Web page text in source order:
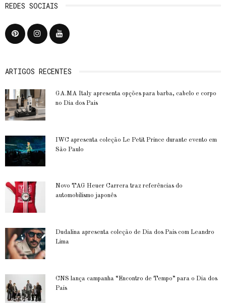
REDES SOCIAIS
ARTIGOS RECENTES
GA.MA Italy apresenta opções para barba, cabelo e corpo
no Dia dos Pais
IWC apresenta coleção Le Petit Prince durante evento em
São Paulo
Novo TAG Heuer Carrera traz referências do
automobilismo japonês
Dudalina apresenta coleção de Dia dos Pais com Leandro
Lima
CNS lança campanha “Encontro de Tempo” para o Dia dos
Pais